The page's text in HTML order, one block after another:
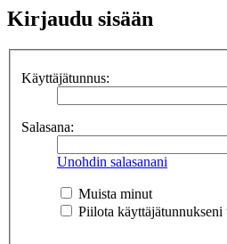
Kirjaudu sisään
Käyttäjätunnus:
Salasana:
Unohdin salasanani
Muista minut
Piilota käyttäjätunnukseni